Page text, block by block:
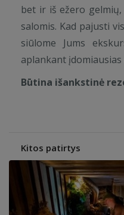
bet ir iš ežero
salomis. Kad pajusti
siūlome Jums
aplankant įdomiausias
Būtina išankstinė
Kitos patirtys